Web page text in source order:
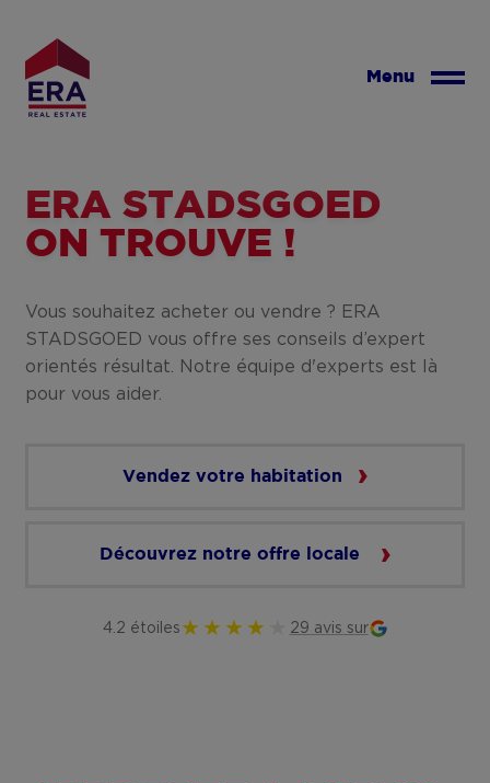
contenu
principal
Menu
ERA STADSGOED
ON TROUVE !
Vous souhaitez acheter ou vendre ? ERA
STADSGOED vous offre ses conseils d’expert
orientés résultat. Notre équipe d'experts est là
pour vous aider.
Vendez votre habitation
Découvrez notre offre locale
4.2 étoiles 29 avis sur